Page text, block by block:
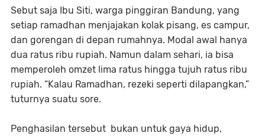
Sebut saja Ibu Siti, warga pinggiran Bandung, yang
setiap ramadhan menjajakan kolak pisang, es campur,
dan gorengan di depan rumahnya. Modal awal hanya
dua ratus ribu rupiah. Namun dalam sehari, ia bisa
memperoleh omzet lima ratus hingga tujuh ratus ribu
rupiah. “Kalau Ramadhan, rezeki seperti dilapangkan,”
tuturnya suatu sore.
Penghasilan tersebut bukan untuk gaya hidup,